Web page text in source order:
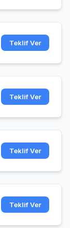
Teklif Ver
Teklif Ver
Teklif Ver
Teklif Ver